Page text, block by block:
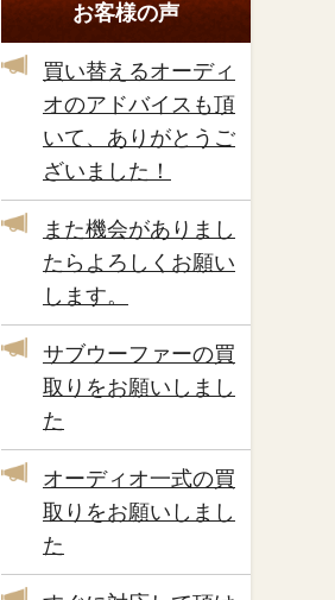
お客様の声
買い替えるオーディ
オのアドバイスも頂
いて、ありがとうご
ざいました！
また機会がありまし
たらよろしくお願い
します。
サブウーファーの買
取りをお願いしまし
た
オーディオ一式の買
取りをお願いしまし
た